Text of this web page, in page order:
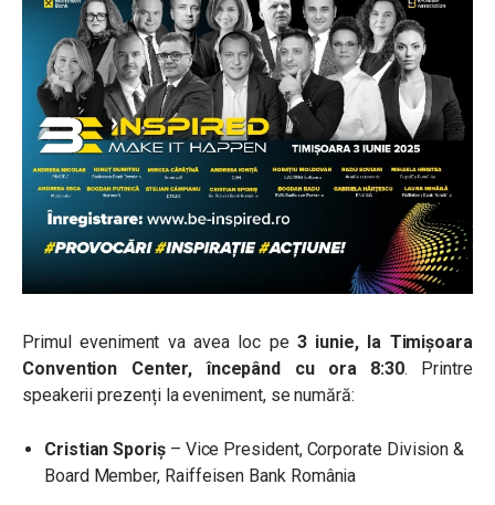
Primul eveniment va avea loc pe 3 iunie, la Timișoara
Convention Center, începând cu ora 8:30. Printre
speakerii prezenți la eveniment, se numără:
Cristian Sporiș– Vice President, Corporate Division &
Board Member, Raiffeisen Bank România